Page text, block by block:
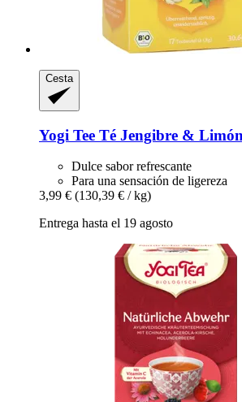
Cesta
Yogi Tee Té Jengibre &
Dulce sabor refrescante
Para una sensación de ligereza
3,99 € (130,39 € / kg)
Entrega hasta el 19 agosto